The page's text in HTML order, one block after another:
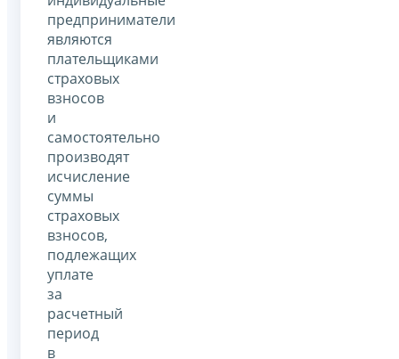
предприниматели
являются
плательщиками
страховых
взносов
и
самостоятельно
производят
исчисление
суммы
страховых
взносов,
подлежащих
уплате
за
расчетный
период
в